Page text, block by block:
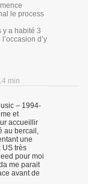
le process
y a habité 3
d’y
min
– 1994-
et
accueillir
au bercail,
une
US très
pour moi
me parait
avant de